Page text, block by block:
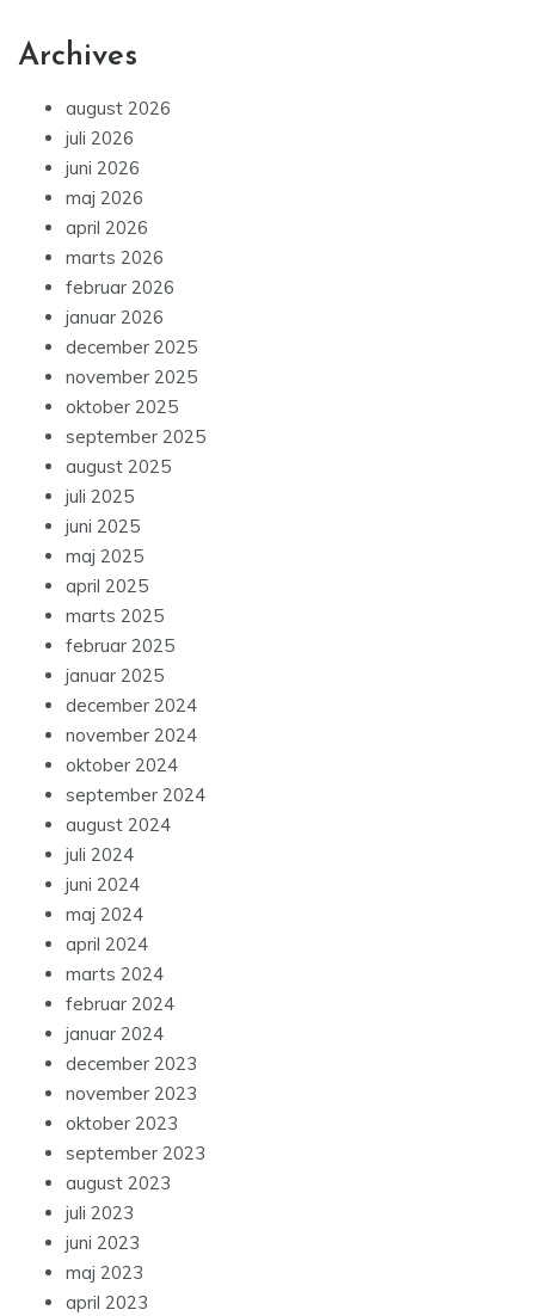
Archives
august 2026
juli 2026
juni 2026
maj 2026
april 2026
marts 2026
februar 2026
januar 2026
december 2025
november 2025
oktober 2025
september 2025
august 2025
juli 2025
juni 2025
maj 2025
april 2025
marts 2025
februar 2025
januar 2025
december 2024
november 2024
oktober 2024
september 2024
august 2024
juli 2024
juni 2024
maj 2024
april 2024
marts 2024
februar 2024
januar 2024
december 2023
november 2023
oktober 2023
september 2023
august 2023
juli 2023
juni 2023
maj 2023
april 2023